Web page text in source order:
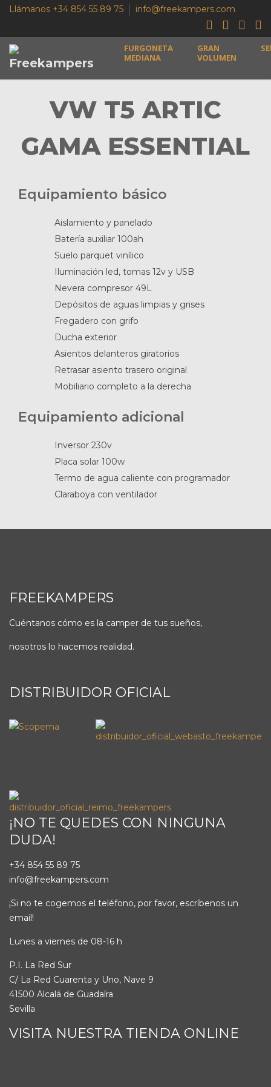
Llámanos +34 854 55 89 75 info@freekampers.com
FURGONETA
MEDIANA
GRAN
VOLUMEN
VW T5 ARTIC
GAMA ESSENTIAL
Equipamiento básico
Aislamiento y panelado
Batería auxiliar 100ah
Suelo parquet vinílico
Iluminación led, tomas 12v y USB
Nevera compresor 49L
Depósitos de aguas limpias y grises
Fregadero con grifo
Ducha exterior
Asientos delanteros giratorios
Retrasar asiento trasero original
Mobiliario completo a la derecha
Equipamiento adicional
Inversor 230v
Placa solar 100w
Termo de agua caliente con programador
Claraboya con ventilador
FREEKAMPERS
Cuéntanos cómo es la camper de tus sueños,
nosotros lo hacemos realidad.
DISTRIBUIDOR OFICIAL
¡NO TE QUEDES CON NINGUNA
DUDA!
+34 854 55 89 75
info@freekampers.com
¡Si no te cogemos el teléfono, por favor, escríbenos un
email!
Lunes a viernes de 08-16 h
P.I. La Red Sur
C/ La Red Cuarenta y Uno, Nave 9
41500 Alcalá de Guadaíra
Sevilla
VISITA NUESTRA TIENDA ONLINE